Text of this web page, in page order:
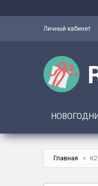
Личный кабинет
Главная >